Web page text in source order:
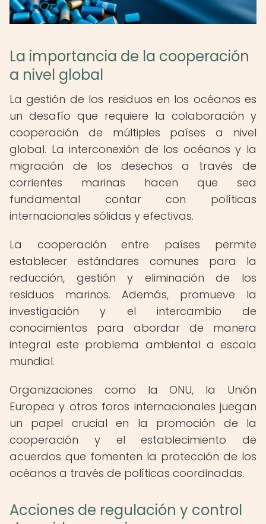
La importancia de la cooperación
a nivel global
La gestión de los residuos en los océanos es
un desafío que requiere la colaboración y
cooperación de múltiples países a nivel
global. La interconexión de los océanos y la
migración de los desechos a través de
corrientes marinas hacen que sea
fundamental contar con políticas
internacionales sólidas y efectivas.
La cooperación entre países permite
establecer estándares comunes para la
reducción, gestión y eliminación de los
residuos marinos. Además, promueve la
investigación y el intercambio de
conocimientos para abordar de manera
integral este problema ambiental a escala
mundial.
Organizaciones como la ONU, la Unión
Europea y otros foros internacionales juegan
un papel crucial en la promoción de la
cooperación y el establecimiento de
acuerdos que fomenten la protección de los
océanos a través de políticas coordinadas.
Acciones de regulación y control